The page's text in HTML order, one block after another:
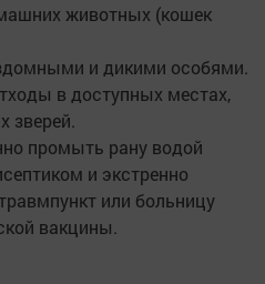
животных (кошек
и дикими особями.
в доступных местах,
зверей.
промыть рану водой
и экстренно
или больницу
вакцины.